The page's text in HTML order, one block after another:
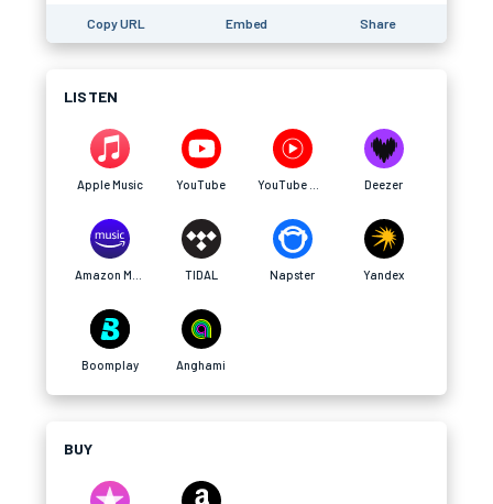
Copy URL Embed Share
LISTEN
Apple Music YouTube Deezer
TIDAL Napster Yandex
Boomplay Anghami
BUY